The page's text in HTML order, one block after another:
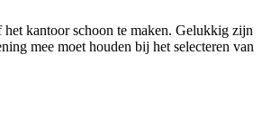
kantoor schoon te maken. Gelukkig zijn
mee moet houden bij het selecteren van